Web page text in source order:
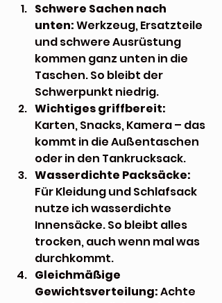
Schwere Sachen nach
unten: Werkzeug, Ersatzteile
und schwere Ausrüstung
kommen ganz unten in die
Taschen. So bleibt der
Schwerpunkt niedrig.
Wichtiges griffbereit:
Karten, Snacks, Kamera – das
kommt in die Außentaschen
oder in den Tankrucksack.
Wasserdichte Packsäcke:
Für Kleidung und Schlafsack
nutze ich wasserdichte
Innensäcke. So bleibt alles
trocken, auch wenn mal was
durchkommt.
Gleichmäßige
Gewichtsverteilung: Achte